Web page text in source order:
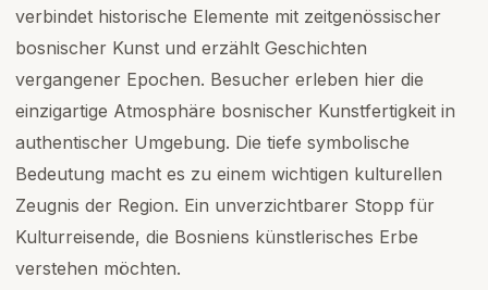
verbindet historische Elemente mit zeitgenössischer
bosnischer Kunst und erzählt Geschichten
vergangener Epochen. Besucher erleben hier die
einzigartige Atmosphäre bosnischer Kunstfertigkeit in
authentischer Umgebung. Die tiefe symbolische
Bedeutung macht es zu einem wichtigen kulturellen
Zeugnis der Region. Ein unverzichtbarer Stopp für
Kulturreisende, die Bosniens künstlerisches Erbe
verstehen möchten.